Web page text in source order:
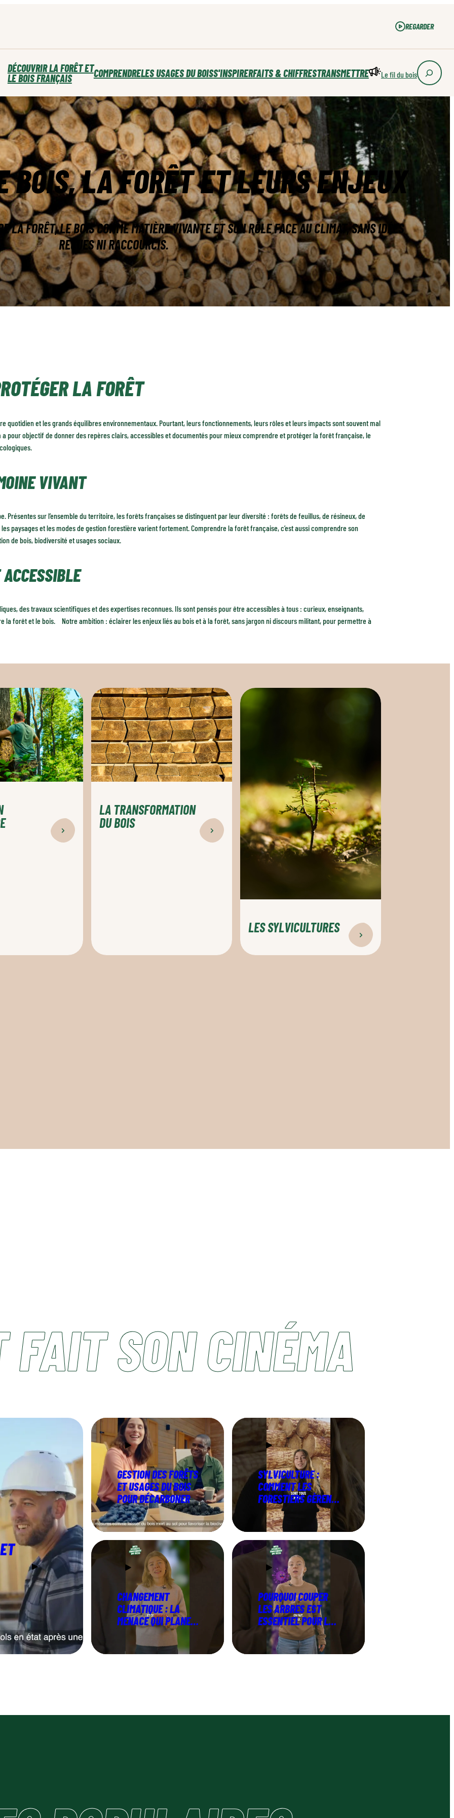
REGARDER
REGARDER
DÉCOUVRIR LA FORÊT ET
LE BOIS FRANÇAIS
COMPRENDRELES USAGES DU BOISS'INSPIRERFAITS & CHIFFRESTRANSMETTRE Le fil du bois
BOIS, LA FORÊT ET LEURS ENJEUX
LA FORÊT, LE BOIS COMME MATIÈRE VIVANTE ET SON RÔLE FACE AU CLIMAT, SANS IDÉES
REÇUES NI RACCOURCIS.
LA FORÊT
quotidien et les grands équilibres environnementaux. Pourtant, leurs fonctionnements, leurs rôles et leurs impacts sont souvent mal
pour objectif de donner des repères clairs, accessibles et documentés pour mieux comprendre et protéger la forêt française, le
VIVANT
Présentes sur l’ensemble du territoire, les forêts françaises se distinguent par leur diversité : forêts de feuillus, de résineux, de
paysages et les modes de gestion forestière varient fortement. Comprendre la forêt française, c’est aussi comprendre son
de bois, biodiversité et usages sociaux.
des travaux scientifiques et des expertises reconnues. Ils sont pensés pour être accessibles à tous : curieux, enseignants,
la forêt et le bois. Notre ambition : éclairer les enjeux liés au bois et à la forêt, sans jargon ni discours militant, pour permettre à
La
transformation
du
bois
LA TRANSFORMATION
DU BOIS
Les
sylvicultures
LES SYLVICULTURES
FAIT SON CINÉMA
GESTION DES FORÊTS
ET USAGES DU BOIS
POUR DÉCARBONER
SYLVICULTURE :
COMMENT LES
FORESTIERS GÈRENT
NOS FORÊTS
CHANGEMENT
CLIMATIQUE : LA
MENACE QUI PLANE
SUR NOS FORÊTS
POURQUOI COUPER
LES ARBRES EST
ESSENTIEL POUR LA
FORÊT ?